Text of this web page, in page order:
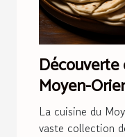
Moyen-
une
La cuisine du
vaste collection